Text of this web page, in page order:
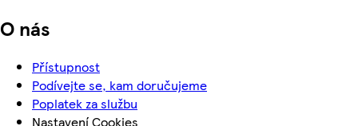
O nás
Přístupnost
Podívejte se, kam doručujeme
Poplatek za službu
Nastavení Cookies